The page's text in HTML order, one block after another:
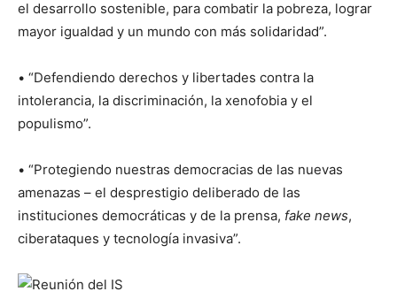
el desarrollo sostenible, para combatir la pobreza, lograr
mayor igualdad y un mundo con más solidaridad”.
• “Defendiendo derechos y libertades contra la
intolerancia, la discriminación, la xenofobia y el
populismo”.
• “Protegiendo nuestras democracias de las nuevas
amenazas – el desprestigio deliberado de las
instituciones democráticas y de la prensa, fake news,
ciberataques y tecnología invasiva”.